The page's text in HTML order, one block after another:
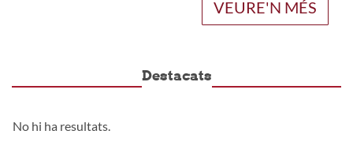
VEURE'N MÉS
Destacats
No hi ha resultats.